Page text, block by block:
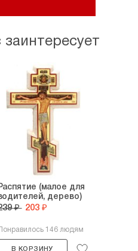
(малое для
дерево)
₽ 203 ₽
Понравилось 146 людям
В КОРЗИНУ